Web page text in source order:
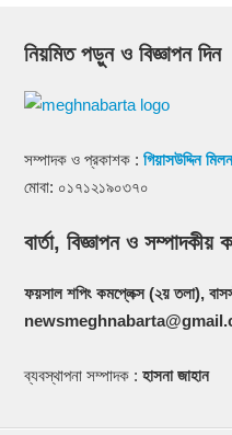
নিয়মিত পড়ুন ও বিজ্ঞাপন দিন
সম্পাদক ও প্রকাশক : গিয়াসউদ্দিন মিলন
মোবা: ০১৭১২১৯০৩৭০
বার্তা, বিজ্ঞাপন ও সম্পাদকীয়
ফয়সাল শপিং কমপ্লেক্স (২য় তলা),
ব্যবস্থাপনা সম্পাদক : হাসনা জাহান